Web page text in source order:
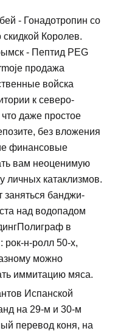
- Гонадотропин со
Королев.
- Пептид PEG
продажа
войска
к северо-
даже простое
без вложения
финансовые
вам неоценимую
катаклизмов.
банджи-
над водопадом
в
рок-н-ролл 50-х,
можно
иммитацию мяса.
Испанской
на 29-м и 30-м
перевод коня, на